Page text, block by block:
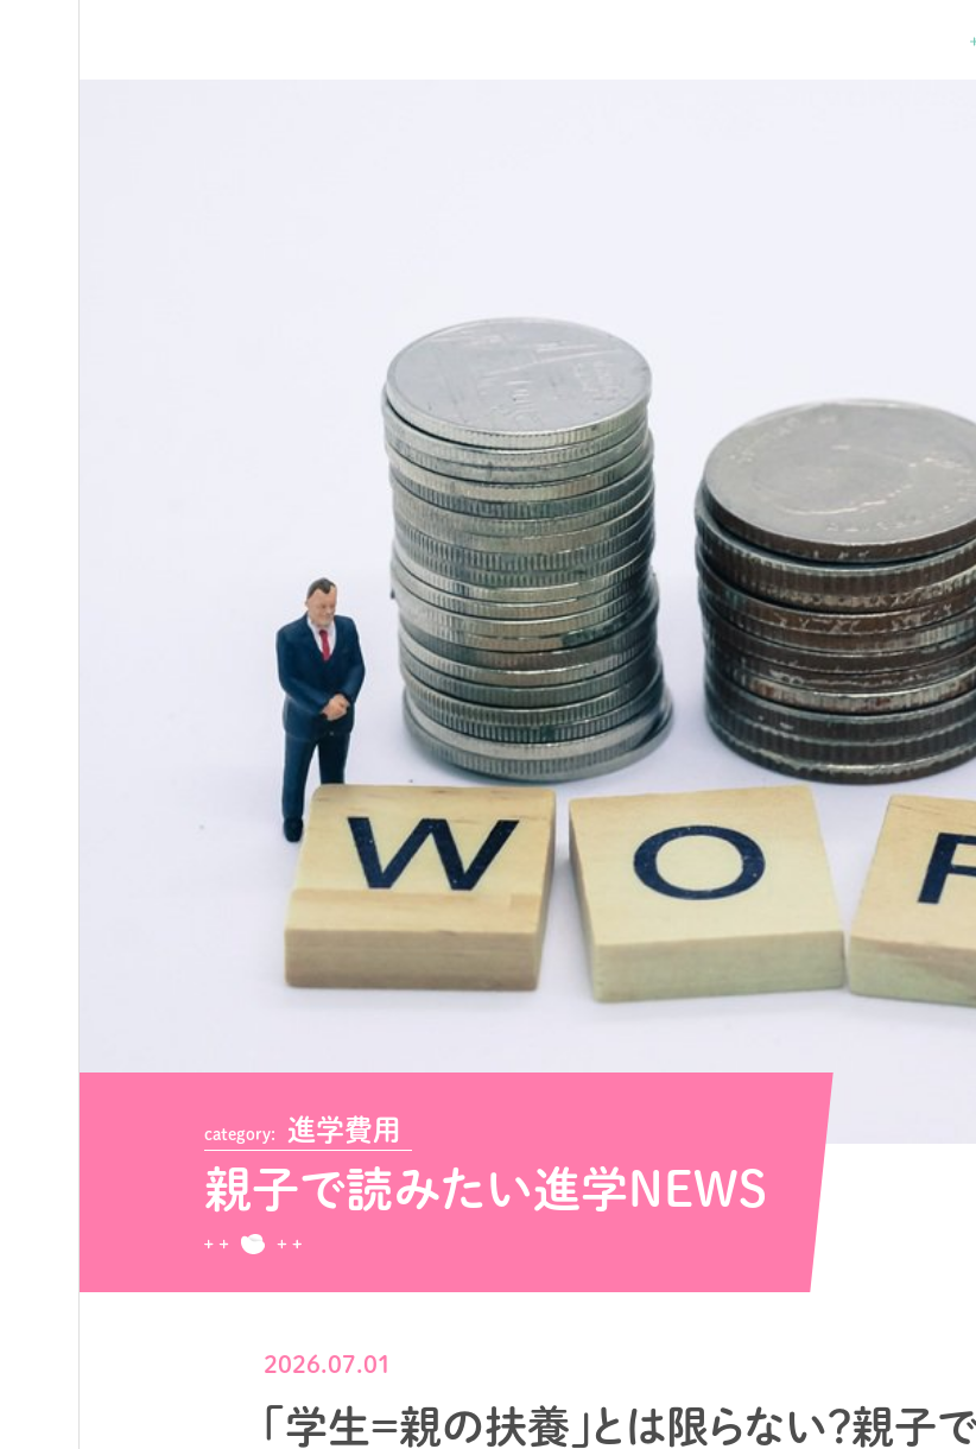
category: 進学費用
親子で読みたい進学NEWS
2026.07.01
「学生＝親の扶養」とは限らない？親子